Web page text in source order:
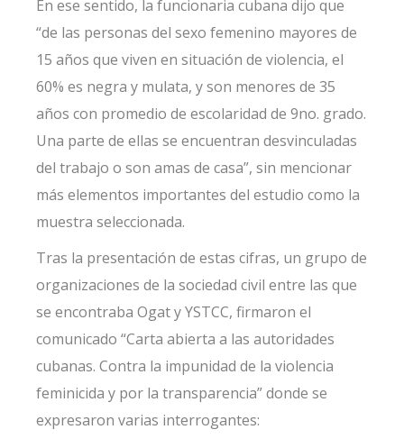
En ese sentido, la funcionaria cubana dijo que
“de las personas del sexo femenino mayores de
15 años que viven en situación de violencia, el
60% es negra y mulata, y son menores de 35
años con promedio de escolaridad de 9no. grado.
Una parte de ellas se encuentran desvinculadas
del trabajo o son amas de casa”, sin mencionar
más elementos importantes del estudio como la
muestra seleccionada.
Tras la presentación de estas cifras, un grupo de
organizaciones de la sociedad civil entre las que
se encontraba Ogat y YSTCC, firmaron el
comunicado“Carta abierta a las autoridades
cubanas. Contra la impunidad de la violencia
feminicida y por la transparencia”donde se
expresaron varias interrogantes: